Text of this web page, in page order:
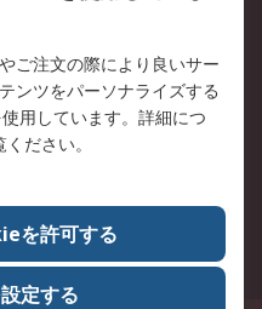
採用情報
コーポレートサイト
RSの歴史
認証について
ご注文の際により良いサー
ンツをパーソナライズする
用しています。詳細につ
ださい。
を許可する
定する